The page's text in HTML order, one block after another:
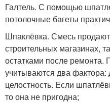
Галтель. С помощью
потолочные багеты
Шпаклёвка. Смесь
строительных магазинах,
остатками после
учитываются два фактора:
целостность. Если
то она не пригодна;